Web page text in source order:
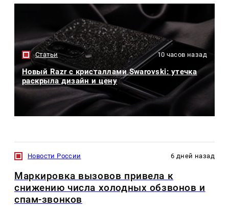
Статьи 10 часов назад
Новый Razr с кристаллами Swarovski: утечка
раскрыла дизайн и цену
Новости России 6 дней назад
Маркировка вызовов привела к
снижению числа холодных обзвонов и
спам-звонков